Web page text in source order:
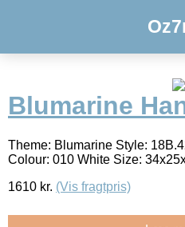
Blumarine
Theme: Blumarine Style:
Colour: 010 White Size:
1610 kr. (Vis fragtpris)